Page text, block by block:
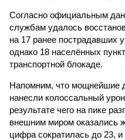
Согласно официальным
службам удалось
на 17 ранее пострадавших
однако 18 населённых
транспортной блокаде.
Напомним, что мощнейшие
нанесли колоссальный
результате чего на пике
внешним миром оказались
цифра сократилась до 23,